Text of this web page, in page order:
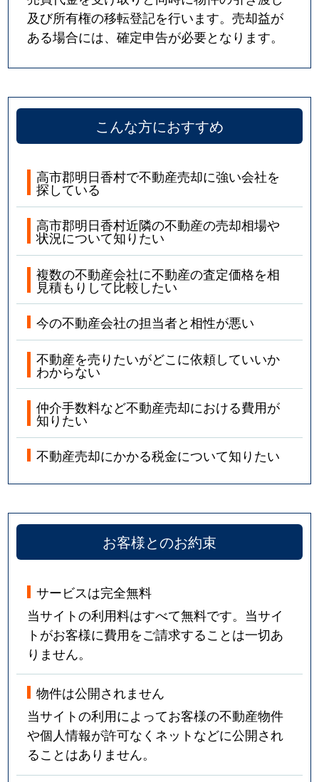
及び所有権の移転登記を行います。売却益が
ある場合には、確定申告が必要となります。
こんな方におすすめ
高市郡明日香村で不動産売却に強い会社を
探している
高市郡明日香村近隣の不動産の売却相場や
状況について知りたい
複数の不動産会社に不動産の査定価格を相
見積もりして比較したい
今の不動産会社の担当者と相性が悪い
不動産を売りたいがどこに依頼していいか
わからない
仲介手数料など不動産売却における費用が
知りたい
不動産売却にかかる税金について知りたい
お客様とのお約束
サービスは完全無料
当サイトの利用料はすべて無料です。当サイ
トがお客様に費用をご請求することは一切あ
りません。
物件は公開されません
当サイトの利用によってお客様の不動産物件
や個人情報が許可なくネットなどに公開され
ることはありません。